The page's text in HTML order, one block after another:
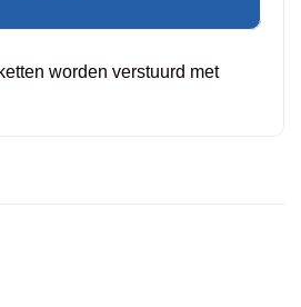
worden verstuurd met